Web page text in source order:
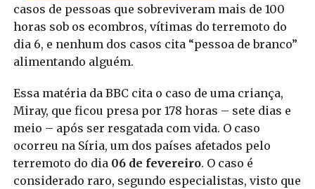
casos de pessoas que sobreviveram mais de 100
horas sob os ecombros, vítimas do terremoto do
dia 6, e nenhum dos casos cita “pessoa de branco”
alimentando alguém.
Essa matéria da BBC cita o caso de uma criança,
Miray, que ficou presa por 178 horas – sete dias e
meio – após ser resgatada com vida. O caso
ocorreu na Síria, um dos países afetados pelo
terremoto do dia 06 de fevereiro. O caso é
considerado raro, segundo especialistas, visto que